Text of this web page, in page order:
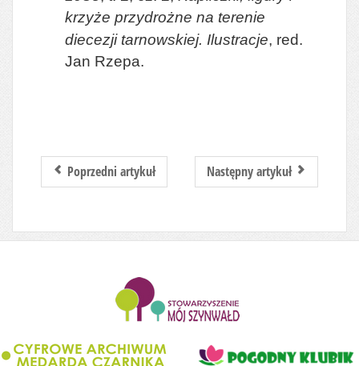
krzyże przydrożne na terenie
diecezji tarnowskiej. Ilustracje, red.
Jan Rzepa.
Poprzedni artykuł Następny artykuł